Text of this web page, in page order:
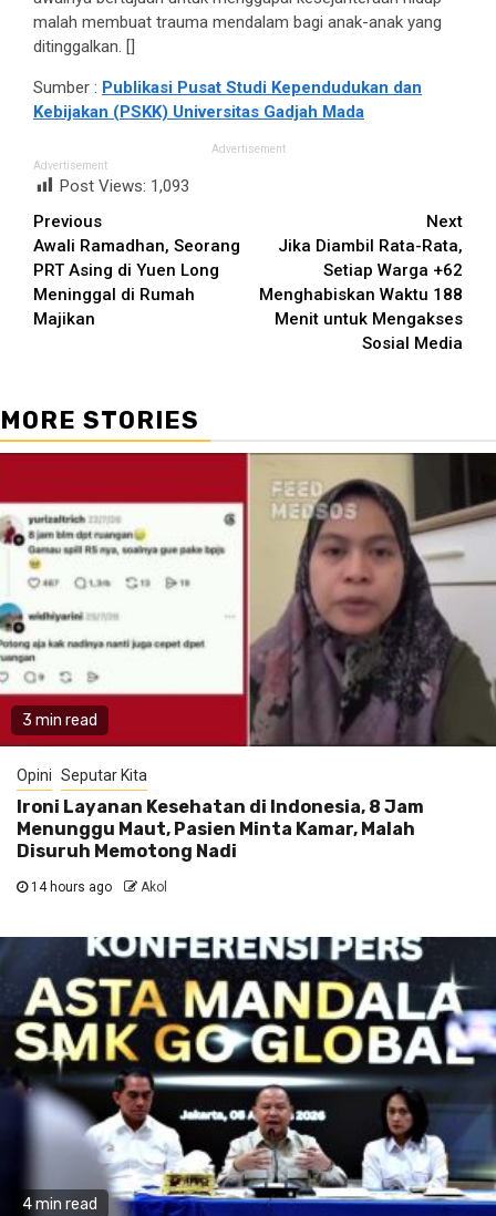
malah membuat trauma mendalam bagi anak-anak yang
ditinggalkan. []
Sumber : Publikasi Pusat Studi Kependudukan dan
Kebijakan (PSKK) Universitas Gadjah Mada
Advertisement
Advertisement
Post Views: 1,093
Continue
Reading
Previous
Awali Ramadhan, Seorang
PRT Asing di Yuen Long
Meninggal di Rumah
Majikan
Next
Jika Diambil Rata-Rata,
Setiap Warga +62
Menghabiskan Waktu 188
Menit untuk Mengakses
Sosial Media
MORE STORIES
3 min read
Opini Seputar Kita
Ironi Layanan Kesehatan di Indonesia, 8 Jam
Menunggu Maut, Pasien Minta Kamar, Malah
Disuruh Memotong Nadi
14 hours ago Akol
4 min read